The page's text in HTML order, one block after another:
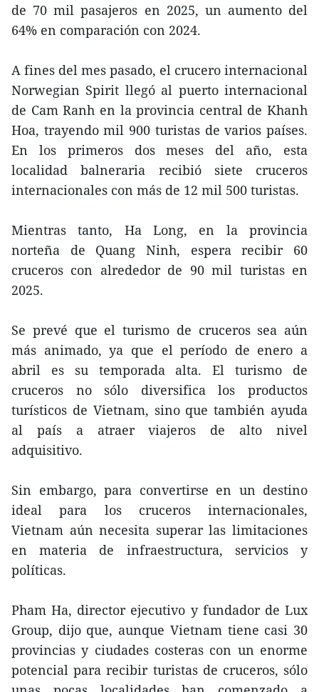
de 70 mil pasajeros en 2025, un aumento del
64% en comparación con 2024.
A fines del mes pasado, el crucero internacional
Norwegian Spirit llegó al puerto internacional
de Cam Ranh en la provincia central de Khanh
Hoa, trayendo mil 900 turistas de varios países.
En los primeros dos meses del año, esta
localidad balneraria recibió siete cruceros
internacionales con más de 12 mil 500 turistas.
Mientras tanto, Ha Long, en la provincia
norteña de Quang Ninh, espera recibir 60
cruceros con alrededor de 90 mil turistas en
2025.
Se prevé que el turismo de cruceros sea aún
más animado, ya que el período de enero a
abril es su temporada alta. El turismo de
cruceros no sólo diversifica los productos
turísticos de Vietnam, sino que también ayuda
al país a atraer viajeros de alto nivel
adquisitivo.
Sin embargo, para convertirse en un destino
ideal para los cruceros internacionales,
Vietnam aún necesita superar las limitaciones
en materia de infraestructura, servicios y
políticas.
Pham Ha, director ejecutivo y fundador de Lux
Group, dijo que, aunque Vietnam tiene casi 30
provincias y ciudades costeras con un enorme
potencial para recibir turistas de cruceros, sólo